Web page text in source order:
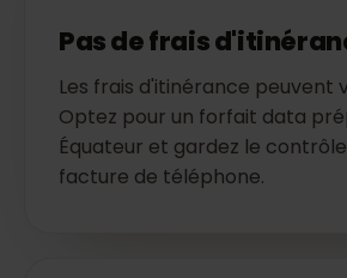
Pas de frais
Les frais d'itinérance peuvent
Optez pour un forfait data
Équateur et gardez le
facture de téléphone.